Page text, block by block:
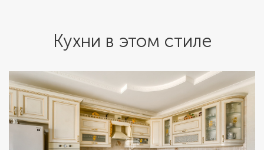
Кухни в этом стиле